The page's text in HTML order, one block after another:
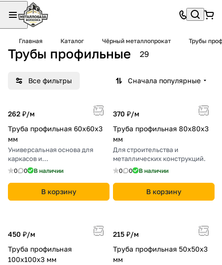
Главная Каталог Чёрный металлопрокат Трубы
Трубы профильные 29
Все фильтры Сначала популярные
262 ₽/м
Труба профильная 60х60х3
мм
Универсальная основа для
каркасов и
металлоконструкций.
0 0 В наличии
В корзину
370 ₽/м
Труба профильная 80х80х3
мм
Для строительства и
металлических конструкций.
0 0 В наличии
В корзину
450 ₽/м
Труба профильная
100х100х3 мм
215 ₽/м
Труба профильная 50х50х3
мм